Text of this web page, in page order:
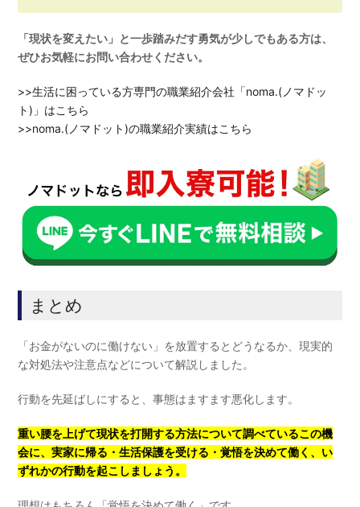
「現状を変えたい」と一歩踏みだす勇気が少しでもある方は、
ぜひお気軽にお問い合わせください。
>>生活に困っている方専門の職業紹介会社「noma.(ノマドッ
ト)」はこちら
>>noma.(ノマドット)の職業紹介実績はこちら
まとめ
「お金がないのに働けない」を放置するとどうなるか、現実的
な対処法や注意点などについて解説しました。
行動を先延ばしにすると、事態はますます悪化します。
重い腰を上げて現状を打開する方法について調べているこの機
会に、実家に帰る・生活保護を受ける・覚悟を決めて働く、い
ずれかの行動を起こしましょう。